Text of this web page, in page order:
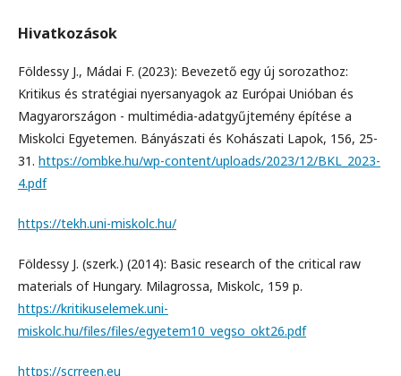
Hivatkozások
Földessy J., Mádai F. (2023): Bevezető egy új sorozathoz:
Kritikus és stratégiai nyersanyagok az Európai Unióban és
Magyarországon - multimédia-adatgyűjtemény építése a
Miskolci Egyetemen. Bányászati és Kohászati Lapok, 156, 25-
31. https://ombke.hu/wp-content/uploads/2023/12/BKL_2023-
4.pdf
https://tekh.uni-miskolc.hu/
Földessy J. (szerk.) (2014): Basic research of the critical raw
materials of Hungary. Milagrossa, Miskolc, 159 p.
https://kritikuselemek.uni-
miskolc.hu/files/files/egyetem10_vegso_okt26.pdf
https://scrreen.eu